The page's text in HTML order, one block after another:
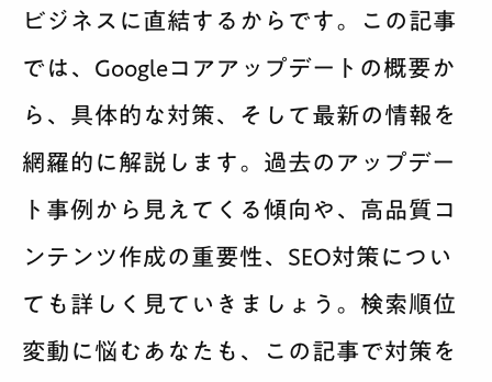
制作実績
会社紹介
BLOG
相談する
ビジネスに直結するからです。この記事
では、Googleコアアップデートの概要か
ら、具体的な対策、そして最新の情報を
網羅的に解説します。過去のアップデー
ト事例から見えてくる傾向や、高品質コ
ンテンツ作成の重要性、SEO対策につい
ても詳しく見ていきましょう。検索順位
変動に悩むあなたも、この記事で対策を